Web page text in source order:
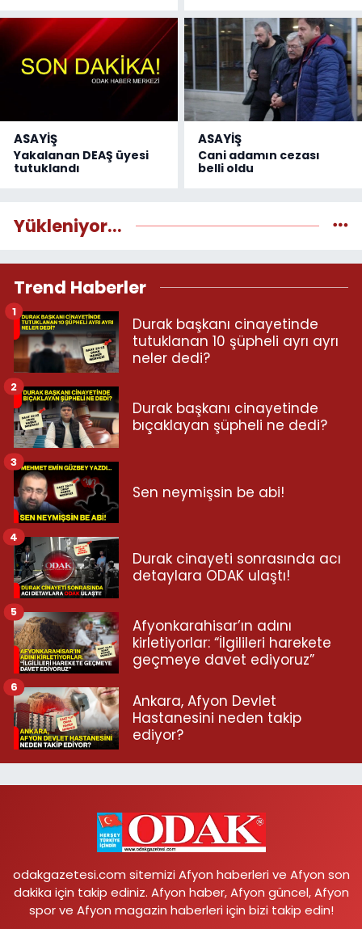
ASAYİŞ
Yakalanan DEAŞ üyesi
tutuklandı
ASAYİŞ
Cani adamın cezası
belli oldu
Yükleniyor...
Trend Haberler
Durak başkanı cinayetinde
tutuklanan 10 şüpheli ayrı ayrı
neler dedi?
1
Durak başkanı cinayetinde
bıçaklayan şüpheli ne dedi?
2
Sen neymişsin be abi!
3
Durak cinayeti sonrasında acı
detaylara ODAK ulaştı!
4
Afyonkarahisar’ın adını
kirletiyorlar: “İlgilileri harekete
geçmeye davet ediyoruz”
5
Ankara, Afyon Devlet
Hastanesini neden takip
ediyor?
6
odakgazetesi.com sitemizi Afyon haberleri ve Afyon son
dakika için takip ediniz. Afyon haber, Afyon güncel, Afyon
spor ve Afyon magazin haberleri için bizi takip edin!